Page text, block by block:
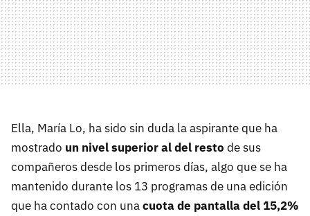
Ella, María Lo, ha sido sin duda la aspirante que ha
mostrado un nivel superior al del resto de sus
compañeros desde los primeros días, algo que se ha
mantenido durante los 13 programas de una edición
que ha contado con unacuota de pantalla del 15,2%